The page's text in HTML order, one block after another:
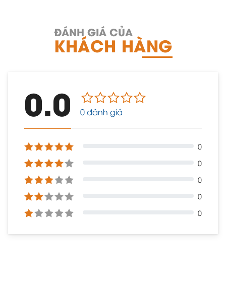
ĐÁNH GIÁ CỦA
KHÁCH HÀNG
0.0 0 đánh giá
0
0
0
0
0